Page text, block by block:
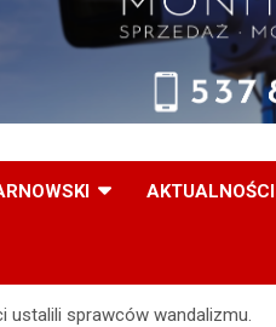
AKTUALNOŚCI
ustalili sprawców wandalizmu.